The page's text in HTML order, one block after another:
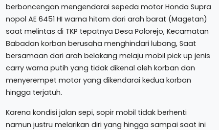
berboncengan mengendarai sepeda motor Honda Supra
nopol AE 6451 HI warna hitam dari arah barat (Magetan)
saat melintas di TKP tepatnya Desa Polorejo, Kecamatan
Babadan korban berusaha menghindari lubang, Saat
bersamaan dari arah belakang melaju mobil pick up jenis
carry warna putih yang tidak dikenal oleh korban dan
menyerempet motor yang dikendarai kedua korban
hingga terjatuh.
Karena kondisi jalan sepi, sopir mobil tidak berhenti
namun justru melarikan diri yang hingga sampai saat ini